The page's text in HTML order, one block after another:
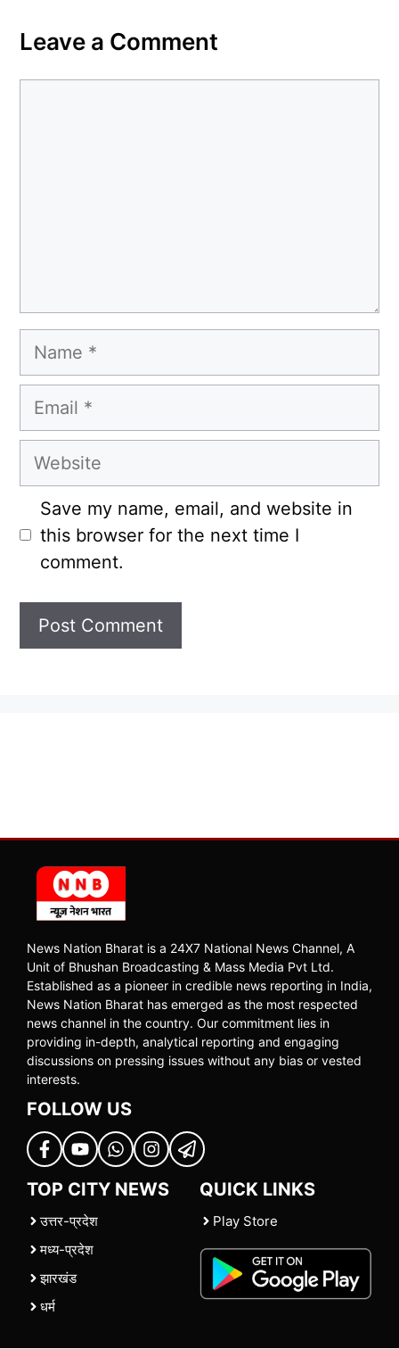
Leave a Comment
Name
Email
Website
Save my name, email, and website in
this browser for the next time I
comment.
News Nation Bharat is a 24X7 National News Channel, A
Unit of Bhushan Broadcasting & Mass Media Pvt Ltd.
Established as a pioneer in credible news reporting in India,
News Nation Bharat has emerged as the most respected
news channel in the country. Our commitment lies in
providing in-depth, analytical reporting and engaging
discussions on pressing issues without any bias or vested
interests.
FOLLOW US
TOP CITY NEWS
उत्तर-प्रदेश
मध्य-प्रदेश
झारखंड
धर्म
QUICK LINKS
Play Store